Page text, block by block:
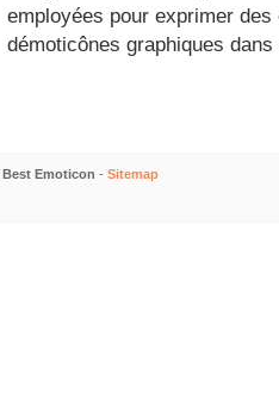
employées pour exprimer
démoticônes graphiques
Best Emoticon - Sitemap